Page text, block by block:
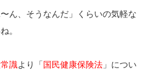
ん、そうなんだ」くらいの気軽な
。
識より「国民健康保険法 」につい